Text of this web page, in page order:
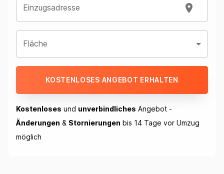
Einzugsadresse
Fläche
KOSTENLOSES ANGEBOT ERHALTEN
Kostenloses und unverbindliches Angebot -
Änderungen & Stornierungen bis 14 Tage vor Umzug
möglich